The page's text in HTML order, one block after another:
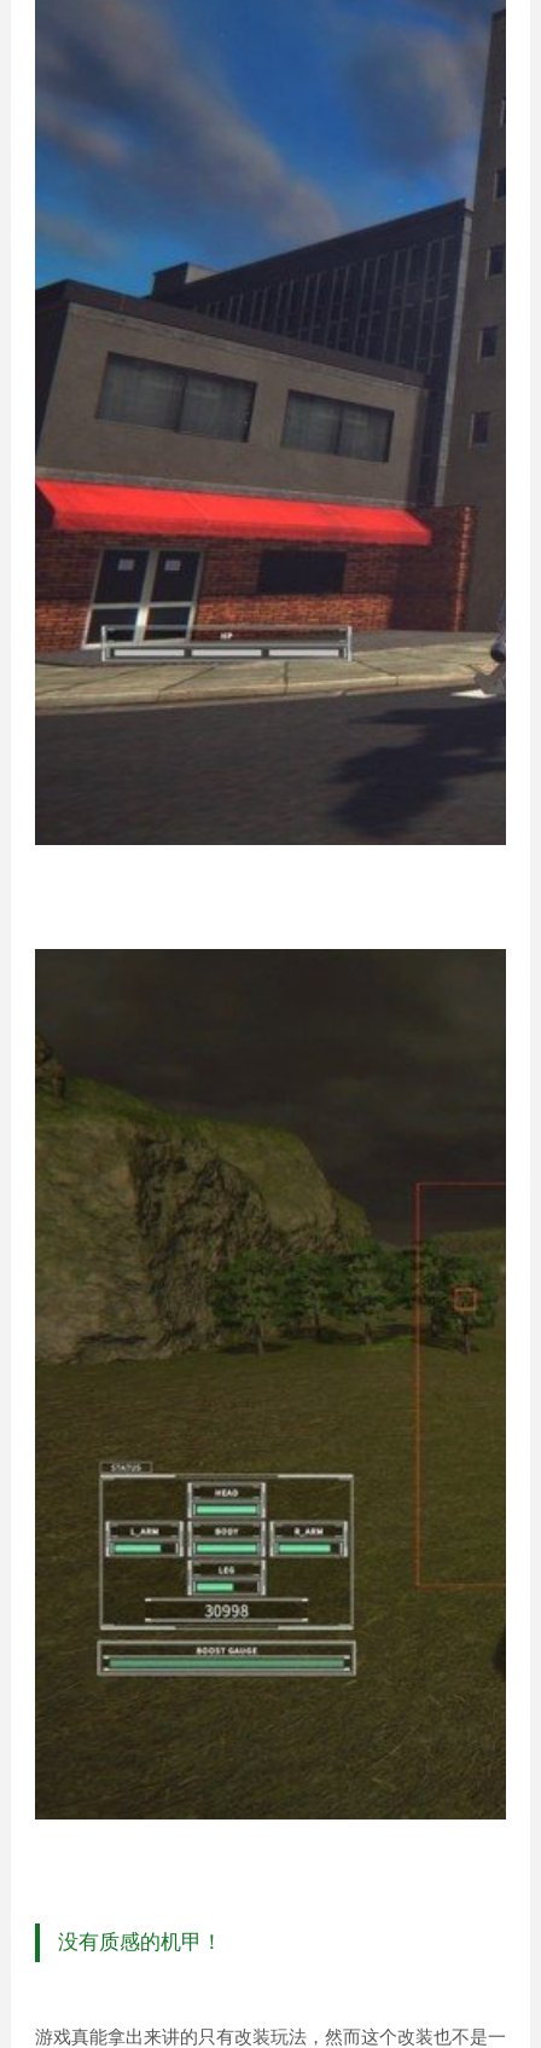
没有质感的机甲！
游戏真能拿出来讲的只有改装玩法，然而这个改装也不是一